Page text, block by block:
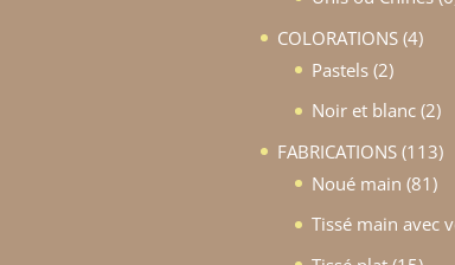
COLORATIONS 44
Pastels 22
produits
Noir et blanc 22
FABRICATIONS 113
Noué main 8181
Tissé main avec